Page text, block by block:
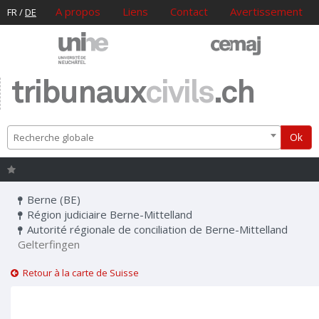
FR/DE A propos Liens Contact Avertissement
tribunauxcivils.ch
Recherche globale Ok
Berne (BE)
Région judiciaire Berne-Mittelland
Autorité régionale de conciliation de Berne-Mittelland
Gelterfingen
Retour à la carte de Suisse